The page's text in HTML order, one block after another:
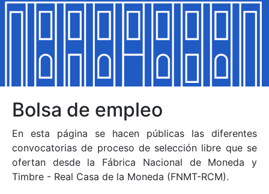
Mostrar/Ocultar
Mostrar/Ocultar
Mostrar/Ocultar
Mostrar/Ocultar
Bolsa de empleo
En esta página se hacen públicas las diferentes
convocatorias de proceso de selección libre que se
ofertan desde la Fábrica Nacional de Moneda y
Timbre - Real Casa de la Moneda (FNMT-RCM).